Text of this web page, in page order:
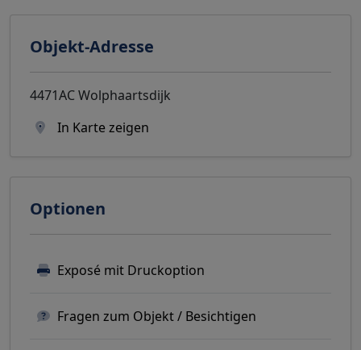
Objekt-Adresse
4471AC Wolphaartsdijk
In Karte zeigen
Optionen
Exposé mit Druckoption
Fragen zum Objekt / Besichtigen